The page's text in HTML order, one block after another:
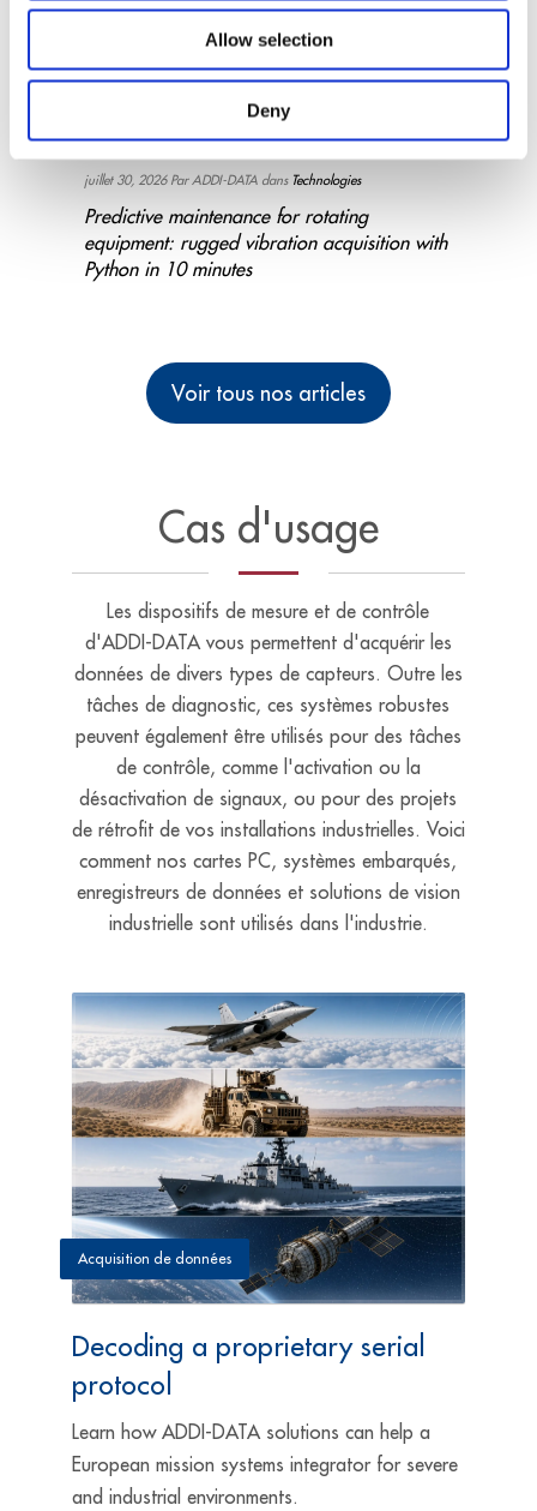
Allow selection
Deny
juillet 30, 2026 Par ADDI-DATA dans Technologies
Predictive maintenance for rotating
equipment: rugged vibration acquisition with
Python in 10 minutes
Voir tous nos articles
Cas d'usage
Les dispositifs de mesure et de contrôle
d'ADDI-DATA vous permettent d'acquérir les
données de divers types de capteurs. Outre les
tâches de diagnostic, ces systèmes robustes
peuvent également être utilisés pour des tâches
de contrôle, comme l'activation ou la
désactivation de signaux, ou pour des projets
de rétrofit de vos installations industrielles. Voici
comment nos cartes PC, systèmes embarqués,
enregistreurs de données et solutions de vision
industrielle sont utilisés dans l'industrie.
Acquisition de données
Decoding a proprietary serial
protocol
Learn how ADDI-DATA solutions can help a
European mission systems integrator for severe
and industrial environments.